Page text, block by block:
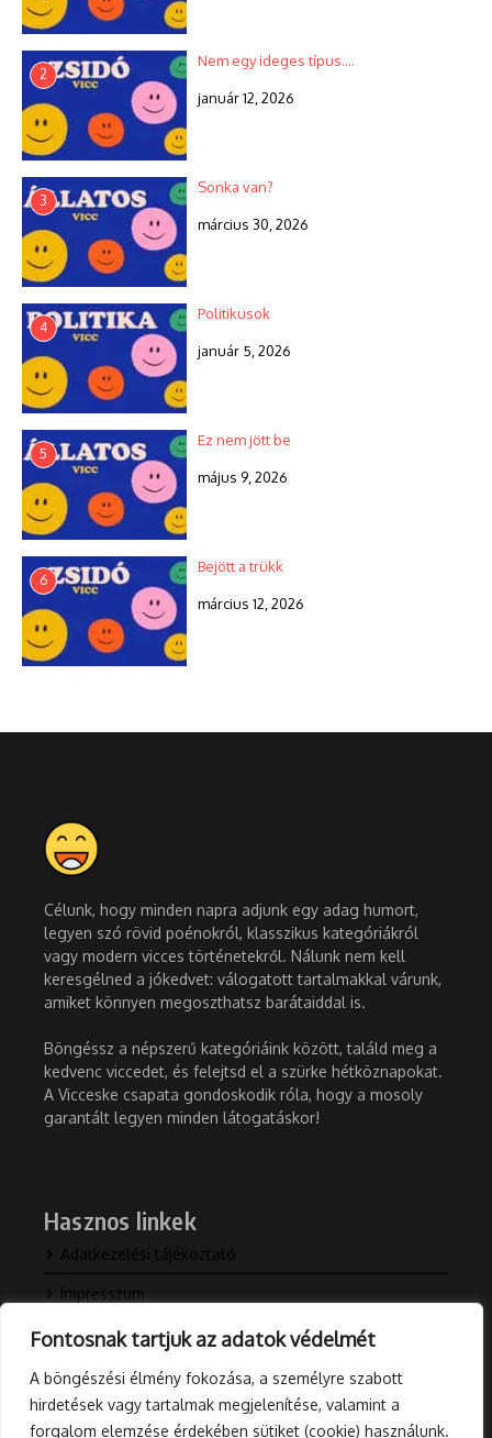
Fontosnak tartjuk az adatok védelmét
A böngészési élmény fokozása, a személyre szabott
hirdetések vagy tartalmak megjelenítése, valamint a
forgalom elemzése érdekében sütiket (cookie) használunk.
2
Nem egy ideges típus….
január 12, 2026
3
Sonka van?
március 30, 2026
4
Politikusok
január 5, 2026
5
Ez nem jött be
május 9, 2026
6
Bejött a trükk
március 12, 2026
Célunk, hogy minden napra adjunk egy adag humort,
legyen szó rövid poénokról, klasszikus kategóriákról
vagy modern vicces történetekről. Nálunk nem kell
keresgélned a jókedvet: válogatott tartalmakkal várunk,
amiket könnyen megoszthatsz barátaiddal is.
Böngéssz a népszerű kategóriáink között, találd meg a
kedvenc viccedet, és felejtsd el a szürke hétköznapokat.
A Vicceske csapata gondoskodik róla, hogy a mosoly
garantált legyen minden látogatáskor!
Hasznos linkek
Adatkezelési tájékoztató
Impresszum
Kapcsolat
Rólunk
Blog